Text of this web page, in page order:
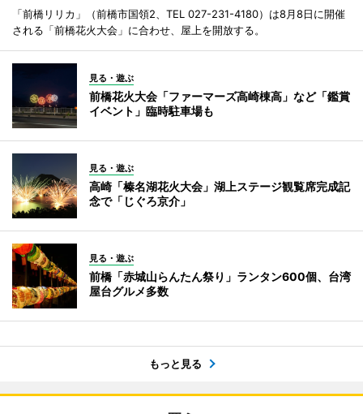
「前橋リリカ」（前橋市国領2、TEL 027-231-4180）は8月8日に開催
される「前橋花火大会」に合わせ、屋上を開放する。
見る・遊ぶ
前橋花火大会「ファーマーズ高崎棟高」など「鑑賞
イベント」臨時駐車場も
見る・遊ぶ
高崎「榛名湖花火大会」湖上ステージ観覧席完成記
念で「じぐろ京介」
見る・遊ぶ
前橋「赤城山らんたん祭り」ランタン600個、台湾
屋台グルメ多数
もっと見る